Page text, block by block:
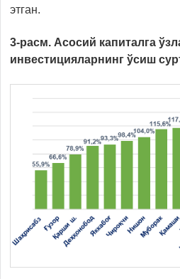
этган.
3-расм. Асосий капиталга
инвестицияларнинг ўсиш